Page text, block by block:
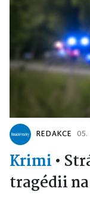
REDAKCE
Krimi •
tragédii